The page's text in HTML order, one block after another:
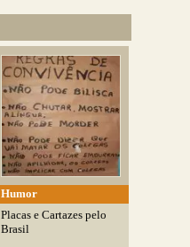
Humor
Placas e Cartazes pelo
Brasil